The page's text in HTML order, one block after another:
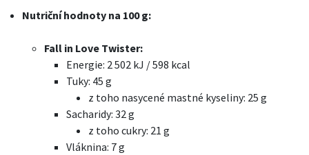
Nutriční hodnoty na 100 g:
Fall in Love Twister:
Energie: 2 502 kJ / 598 kcal
Tuky: 45 g
z toho nasycené mastné kyseliny: 25 g
Sacharidy: 32 g
z toho cukry: 21 g
Vláknina: 7 g